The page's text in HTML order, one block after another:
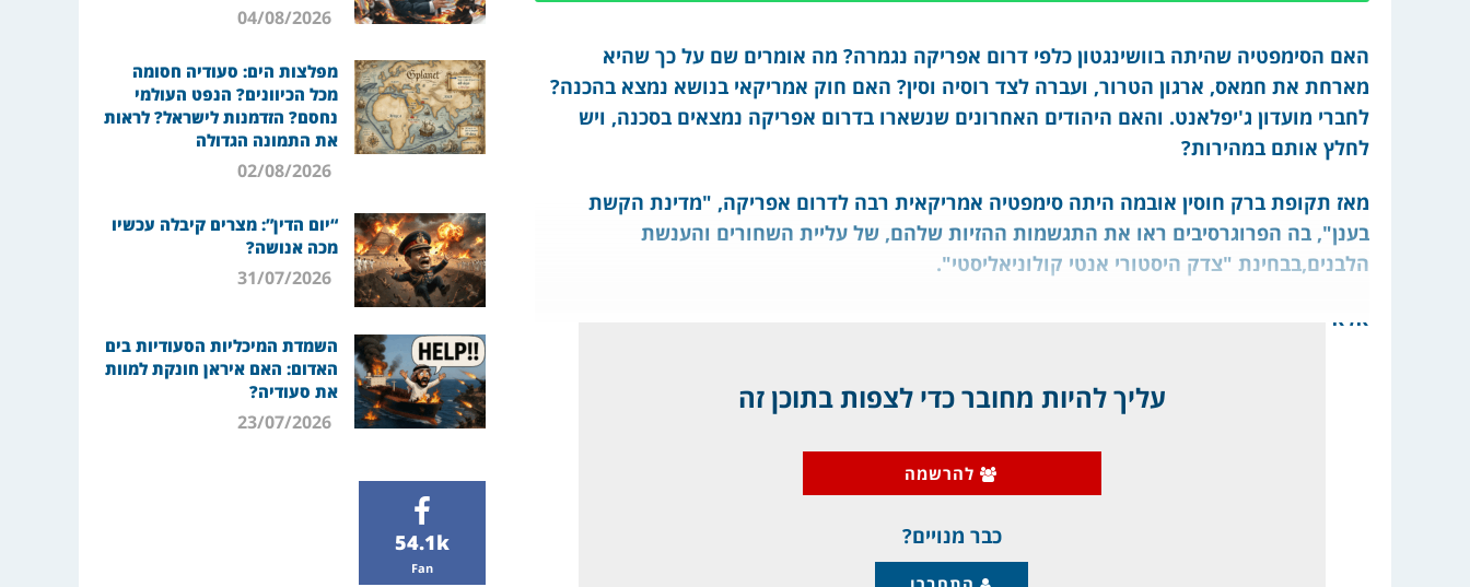
האם הסימפטיה שהיתה בוושינגטון כלפי דרום אפריקה נגמרה? מה אומרים שם על כך שהיא
מארחת את חמאס, ארגון הטרור, ועברה לצד רוסיה וסין? האם חוק אמריקאי בנושא נמצא בהכנה?
לחברי מועדון ג'יפלאנט. והאם היהודים האחרונים שנשארו בדרום אפריקה נמצאים בסכנה, ויש
לחלץ אותם במהירות?
מאז תקופת ברק חוסין אובמה היתה סימפטיה אמריקאית רבה לדרום אפריקה, "מדינת הקשת
בענן", בה הפרוגרסיבים ראו את התגשמות ההזיות שלהם, של עליית השחורים והענשת
הלבנים,בבחינת "צדק היסטורי אנטי קולוניאליסטי".
אלא שהמצב השתנה עכשיו לחלוטין, ולדרום אפריקה
עליך להיות מחובר כדי לצפות בתוכן זה
להרשמה
כבר מנויים?
04/08/2026
מפלצות הים: סעודיה חסומה
מכל הכיוונים? הנפט העולמי
נחסם? הזדמנות לישראל? לראות
את התמונה הגדולה
02/08/2026
“יום הדין”: מצרים קיבלה עכשיו
מכה אנושה?
31/07/2026
השמדת המיכליות הסעודיות בים
האדום: האם איראן חונקת למוות
את סעודיה?
23/07/2026
54.1k
Fan